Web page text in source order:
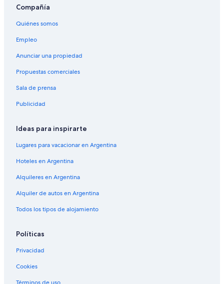
b
r
r
a
á
i
n
e
n
u
l
e
n
a
i
u
a
b
i
l
p
g
i
d
M
a
g
n
s
t
Compañía
Quiénes somos
Empleo
Anunciar una propiedad
Propuestas comerciales
Sala de prensa
Publicidad
Ideas para inspirarte
Lugares para vacacionar en Argentina
Hoteles en Argentina
Alquileres en Argentina
Alquiler de autos en Argentina
Todos los tipos de alojamiento
Políticas
Privacidad
Cookies